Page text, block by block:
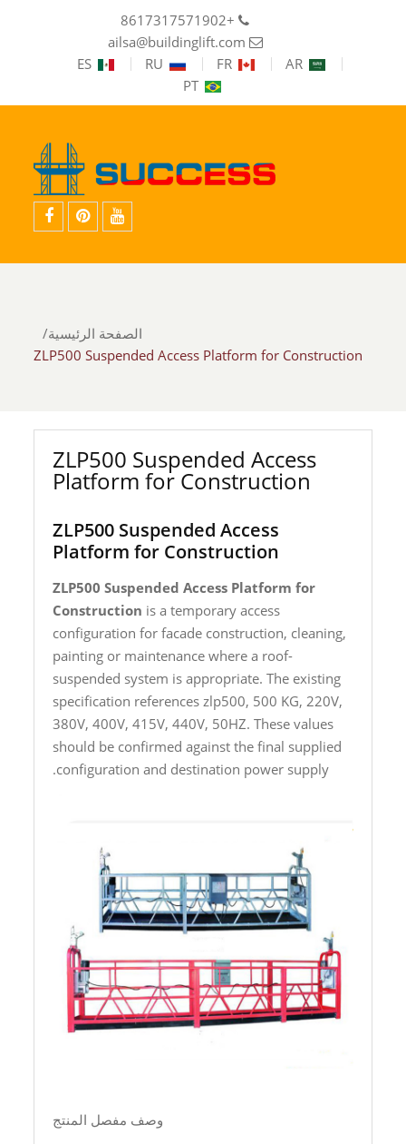
+8617317571902
ailsa@buildinglift.com
AR
FR
RU
ES
PT
بوك
PinterestYouTube
الصفحة الرئيسية
ZLP500 Suspended Access Platform for Construction
ZLP500 Suspended Access
Platform for Construction
ZLP500 Suspended Access
Platform for Construction
ZLP500 Suspended Access Platform for
Construction is a temporary access
configuration for facade construction, cleaning,
painting or maintenance where a roof-
suspended system is appropriate. The existing
specification references zlp500, 500 KG, 220V,
380V, 400V, 415V, 440V, 50HZ. These values
should be confirmed against the final supplied
configuration and destination power supply.
وصف مفصل المنتج